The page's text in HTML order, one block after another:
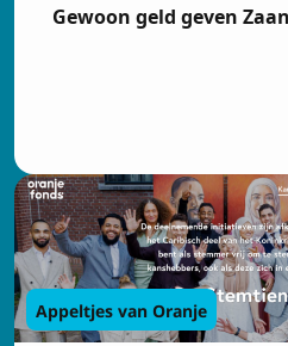
Gewoon geld geven
Appeltjes van Oranje